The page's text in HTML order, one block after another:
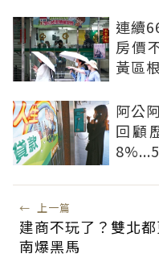
連續
房價
黃區
阿公
回顧
← 上一篇
建商不玩了？雙北
南爆黑馬